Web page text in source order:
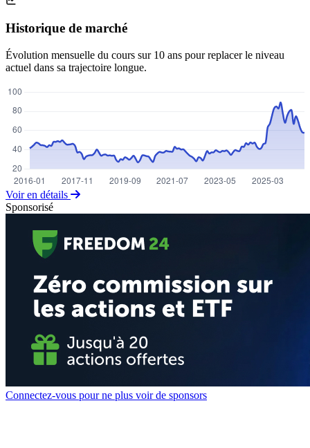
Historique de marché
Évolution mensuelle du cours sur 10 ans pour replacer le niveau
actuel dans sa trajectoire longue.
Voir en détails
Sponsorisé
Connectez-vous pour ne plus voir de sponsors